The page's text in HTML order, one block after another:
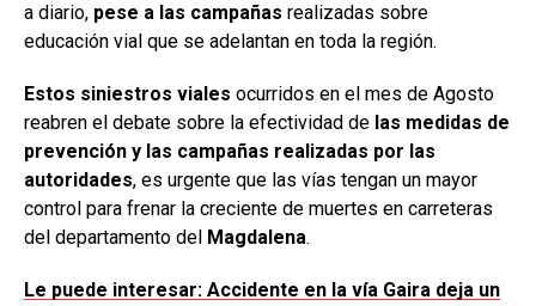
a diario, pese a las campañas realizadas sobre
educación vial que se adelantan en toda la región.
Estos siniestros viales ocurridos en el mes de Agosto
reabren el debate sobre la efectividad de las medidas de
prevención y las campañas realizadas por las
autoridades, es urgente que las vías tengan un mayor
control para frenar la creciente de muertes en carreteras
del departamento del Magdalena.
Le puede interesar: Accidente en la vía Gaira deja un